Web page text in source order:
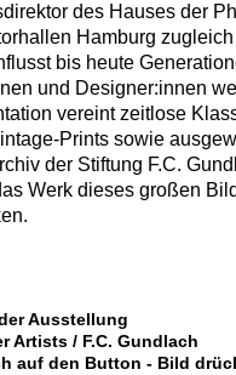
des Hauses der
Hamburg
bis heute
und Designer:innen
vereint zeitlose
Prints sowie
der Stiftung F.C.
Werk dieses großen
Ausstellung
Artists / F.C. Gundlach
auf den Button - Bild